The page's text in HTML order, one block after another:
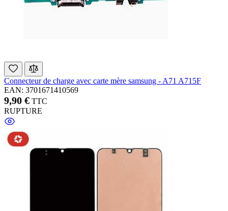
Connecteur de charge avec carte mère samsung - A71 A715F
EAN: 3701671410569
9,90 € TTC
RUPTURE